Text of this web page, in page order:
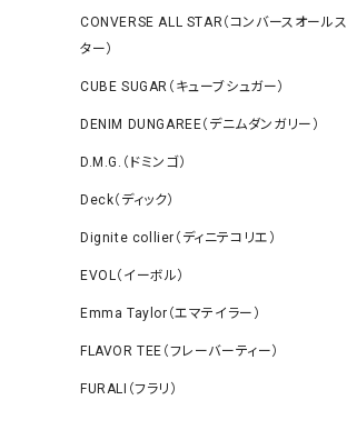
CONVERSE ALL STAR（コンバースオールス
ター）
CUBE SUGAR（キューブシュガー）
DENIM DUNGAREE（デニムダンガリー）
D.M.G.（ドミンゴ）
Deck（ディック）
Dignite collier（ディニテコリエ）
EVOL（イーボル）
Emma Taylor（エマテイラー）
FLAVOR TEE（フレーバーティー）
FURALI（フラリ）